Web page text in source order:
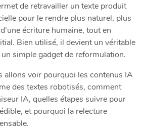
de retravailler un texte produit
pour le rendre plus naturel, plus
écriture humaine, tout en
Bien utilisé, il devient un véritable
simple gadget de reformulation.
allons voir pourquoi les contenus IA
des textes robotisés, comment
IA, quelles étapes suivre pour
et pourquoi la relecture